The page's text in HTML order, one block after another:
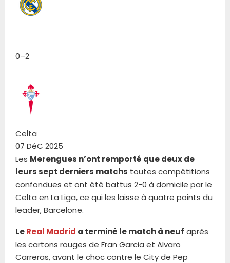
0–2
Celta
07 DéC 2025
Les Merengues n’ont remporté que deux de
leurs sept derniers matchs toutes compétitions
confondues et ont été battus 2-0 à domicile par le
Celta en La Liga, ce qui les laisse à quatre points du
leader, Barcelone.
LeReal Madrid a terminé le match à neuf après
les cartons rouges de Fran Garcia et Alvaro
Carreras, avant le choc contre le City de Pep